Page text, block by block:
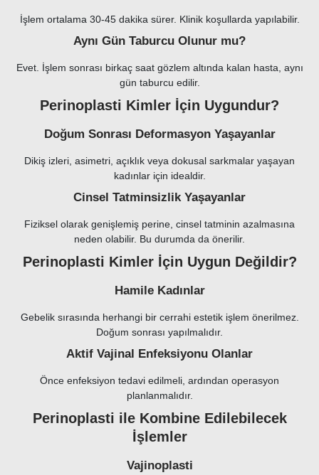
İşlem ortalama 30-45 dakika sürer. Klinik koşullarda yapılabilir.
Aynı Gün Taburcu Olunur mu?
Evet. İşlem sonrası birkaç saat gözlem altında kalan hasta, aynı
gün taburcu edilir.
Perinoplasti Kimler İçin Uygundur?
Doğum Sonrası Deformasyon Yaşayanlar
Dikiş izleri, asimetri, açıklık veya dokusal sarkmalar yaşayan
kadınlar için idealdir.
Cinsel Tatminsizlik Yaşayanlar
Fiziksel olarak genişlemiş perine, cinsel tatminin azalmasına
neden olabilir. Bu durumda da önerilir.
Perinoplasti Kimler İçin Uygun Değildir?
Hamile Kadınlar
Gebelik sırasında herhangi bir cerrahi estetik işlem önerilmez.
Doğum sonrası yapılmalıdır.
Aktif Vajinal Enfeksiyonu Olanlar
Önce enfeksiyon tedavi edilmeli, ardından operasyon
planlanmalıdır.
Perinoplasti ile Kombine Edilebilecek
İşlemler
Vajinoplasti